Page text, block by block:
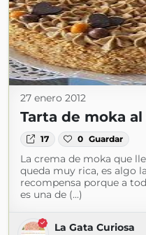
27 enero 2012
Tarta de moka
17 0 Guardar
La crema de moka que
queda muy rica, es algo
recompensa porque a
es una de (...)
La Gata Curiosa